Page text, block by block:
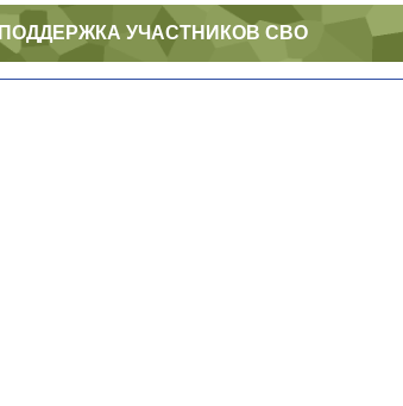
ПОДДЕРЖКА УЧАСТНИКОВ СВО